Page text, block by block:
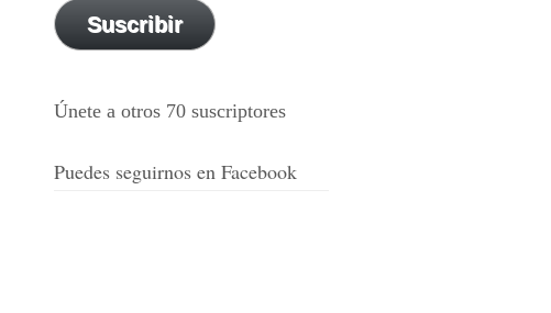
Suscribir
Únete a otros 70 suscriptores
Puedes seguirnos en Facebook